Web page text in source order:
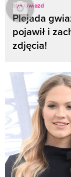
Styl Gwiazd
Plejada
pojawił i
zdjęcia!